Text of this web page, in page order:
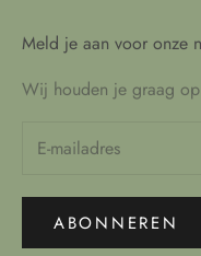
Meld je aan voor onze
Wij houden je graag
ABONNEREN